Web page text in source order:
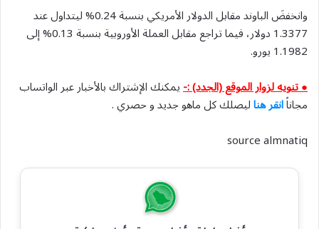
وانخفضَ الباوند مقابل الدولار الأمريكي بنسبة 0.24% ليتداول عند
1.3377 دولار، فيما تراجع مقابل العملة الأوروبية بنسبة 0.13% إلى
1.1982 يورو.
● تنويه لزوار الموقع (الجدد) :-يمكنك الإشتراك بالأخبار عبر الواتساب
مجاناًانقر هناليصلك كل ماهو جديد و حصري .
source almnatiq